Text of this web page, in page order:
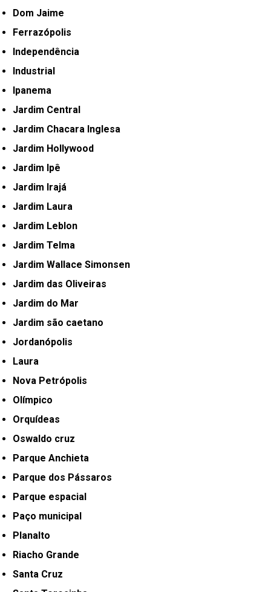
Dom Jaime
Ferrazópolis
Independência
Industrial
Ipanema
Jardim Central
Jardim Chacara Inglesa
Jardim Hollywood
Jardim Ipê
Jardim Irajá
Jardim Laura
Jardim Leblon
Jardim Telma
Jardim Wallace Simonsen
Jardim das Oliveiras
Jardim do Mar
Jardim são caetano
Jordanópolis
Laura
Nova Petrópolis
Olímpico
Orquídeas
Oswaldo cruz
Parque Anchieta
Parque dos Pássaros
Parque espacial
Paço municipal
Planalto
Riacho Grande
Santa Cruz